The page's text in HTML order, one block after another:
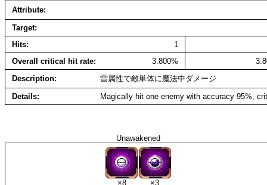
Attribute
Target
Hits
1
Overall critical hit rate
3.800%
Description
雷属性で敵単体に魔法中ダメージ
Details
Magically hit one enemy with accuracy 95%,
Unawakened
×8
×3